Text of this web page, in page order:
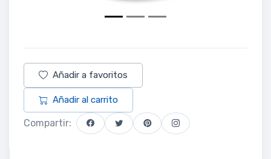
Añadir a favoritos
Añadir al carrito
Compartir: